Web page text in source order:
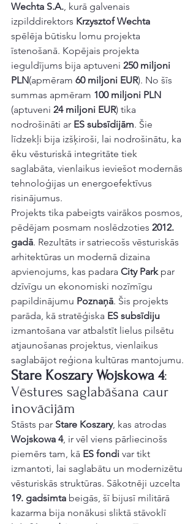
Wechta S.A., kurā galvenais
izpilddirektors Krzysztof Wechta
spēlēja būtisku lomu projekta
īstenošanā. Kopējais projekta
ieguldījums bija aptuveni 250 miljoni
PLN(apmēram 60 miljoni EUR). No šīs
summas apmēram 100 miljoni PLN
(aptuveni 24 miljoni EUR) tika
nodrošināti ar ES subsīdijām. Šie
līdzekļi bija izšķiroši, lai nodrošinātu, ka
ēku vēsturiskā integritāte tiek
saglabāta, vienlaikus ieviešot modernās
tehnoloģijas un energoefektīvus
risinājumus.
Projekts tika pabeigts vairākos posmos,
pēdējam posmam noslēdzoties 2012.
gadā. Rezultāts ir satriecošs vēsturiskās
arhitektūras un modernā dizaina
apvienojums, kas padara City Park par
dzīvīgu un ekonomiski nozīmīgu
papildinājumu Poznaņā. Šis projekts
parāda, kā stratēģiska ES subsīdiju
izmantošana var atbalstīt lielus pilsētu
atjaunošanas projektus, vienlaikus
saglabājot reģiona kultūras mantojumu.
Stare Koszary Wojskowa 4:
Vēstures saglabāšana caur
inovācijām
Stāsts par Stare Koszary, kas atrodas
Wojskowa 4, ir vēl viens pārliecinošs
piemērs tam, kā ES fondi var tikt
izmantoti, lai saglabātu un modernizētu
vēsturiskās struktūras. Sākotnēji uzcelta
19. gadsimta beigās, šī bijusī militārā
kazarma bija nonākusi sliktā stāvoklī